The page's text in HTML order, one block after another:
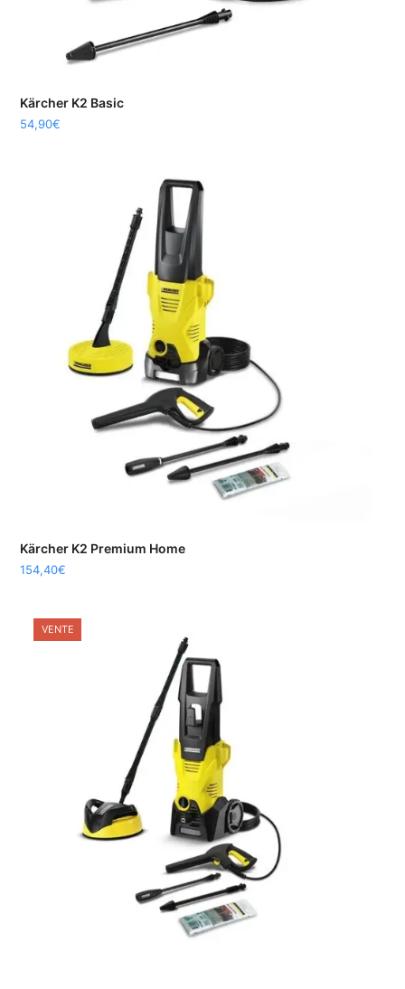
Kärcher K2 Basic
54,90€
Kärcher K2 Premium Home
154,40€
VENTE